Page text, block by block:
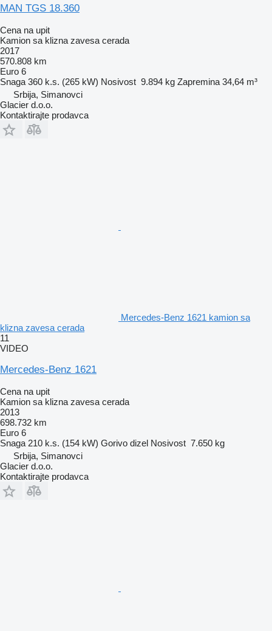
MAN TGS 18.360
Cena na upit
Kamion sa klizna zavesa cerada
2017
570.808 km
Euro 6
Snaga 360 k.s. (265 kW) Nosivost 9.894 kg Zapremina 34,64 m³
Srbija, Simanovci
Glacier d.o.o.
Kontaktirajte prodavca
Mercedes-Benz 1621 kamion sa
klizna zavesa cerada
11
VIDEO
Mercedes-Benz 1621
Cena na upit
Kamion sa klizna zavesa cerada
2013
698.732 km
Euro 6
Snaga 210 k.s. (154 kW) Gorivo dizel Nosivost 7.650 kg
Srbija, Simanovci
Glacier d.o.o.
Kontaktirajte prodavca